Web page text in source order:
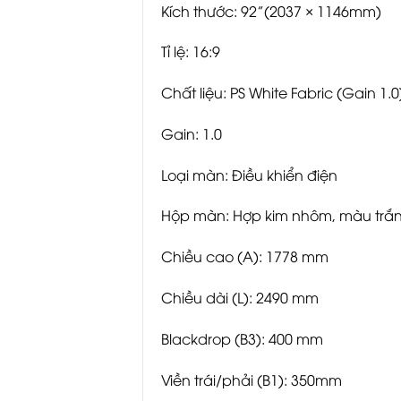
Kích thước: 92”(2037 × 1146mm)
Tỉ lệ: 16:9
Chất liệu: PS White Fabric (Gain
Gain: 1.0
Loại màn: Điều khiển điện
Hộp màn: Hợp kim nhôm, màu
Chiều cao (A): 1778 mm
Chiều dài (L): 2490 mm
Blackdrop (B3): 400 mm
Viền trái/phải (B1): 350mm